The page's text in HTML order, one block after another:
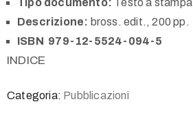
Tipo documento: Testo a stampa
Descrizione: bross. edit., 200 pp.
ISBN 979-12-5524-094-5
INDICE
Categoria: Pubblicazioni